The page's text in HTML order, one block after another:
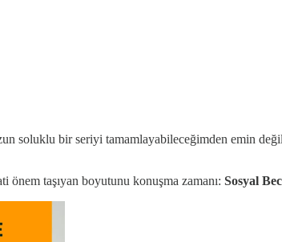
soluklu bir seriyi tamamlayabileceğimden emin
taşıyan boyutunu konuşma zamanı: Sosyal